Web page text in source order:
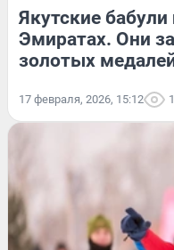
Якутские
Эмиратах. Они
золотых
17 февраля, 2026, 15:12